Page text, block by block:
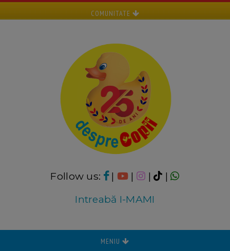
COMUNITATE
Follow us: | | |
|
Intreabă I-MAMI
MENIU